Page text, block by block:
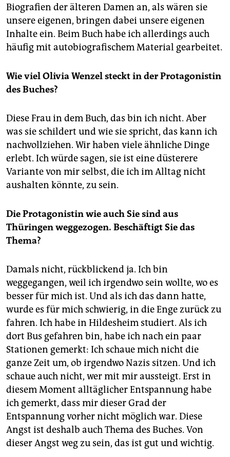
Biografien der älteren Damen an, als wären sie
unsere eigenen, bringen dabei unsere eigenen
Inhalte ein. Beim Buch habe ich allerdings auch
häufig mit autobiografischem Material gearbeitet.
Wie viel Olivia Wenzel steckt in der Protagonistin
des Buches?
Diese Frau in dem Buch, das bin ich nicht. Aber
was sie schildert und wie sie spricht, das kann ich
nachvollziehen. Wir haben viele ähnliche Dinge
erlebt. Ich würde sagen, sie ist eine düsterere
Variante von mir selbst, die ich im Alltag nicht
aushalten könnte, zu sein.
Die Protagonistin wie auch Sie sind aus
Thüringen weggezogen. Beschäftigt Sie das
Thema?
Damals nicht, rückblickend ja. Ich bin
weggegangen, weil ich irgendwo sein wollte, wo es
besser für mich ist. Und als ich das dann hatte,
wurde es für mich schwierig, in die Enge zurück zu
fahren. Ich habe in Hildesheim studiert. Als ich
dort Bus gefahren bin, habe ich nach ein paar
Stationen gemerkt: Ich schaue mich nicht die
ganze Zeit um, ob irgendwo Nazis sitzen. Und ich
schaue auch nicht, wer mit mir aussteigt. Erst in
diesem Moment alltäglicher Entspannung habe
ich gemerkt, dass mir dieser Grad der
Entspannung vorher nicht möglich war. Diese
Angst ist deshalb auch Thema des Buches. Von
dieser Angst weg zu sein, das ist gut und wichtig.